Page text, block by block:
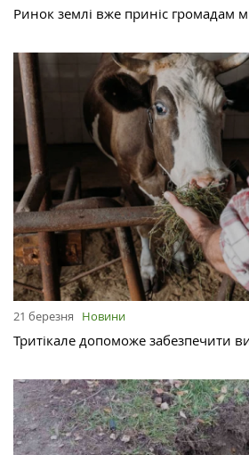
Ринок землі вже приніс громадам
21 березня Новини
Тритікале допоможе забезпечити